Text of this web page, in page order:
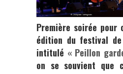
Première soirée pour
édition du festival
intitulé « Peillon
on se souvient que